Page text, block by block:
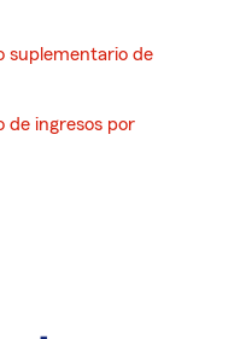
suplementario de
de ingresos por